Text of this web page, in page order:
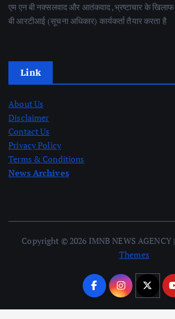
एम एन बी नक्सलवाद और आतंकवाद ,भ्रष्टाचार के
बी आरटीआई (सूचना अधिकार) कार्यकर्ता तैयार करता है
Link
About Us
Disclaimer
Contact Us
Privacy Policy
Terms & Conditions
News Archives
Copyright © 2026 IMNB NEWS AGENCY
Themes